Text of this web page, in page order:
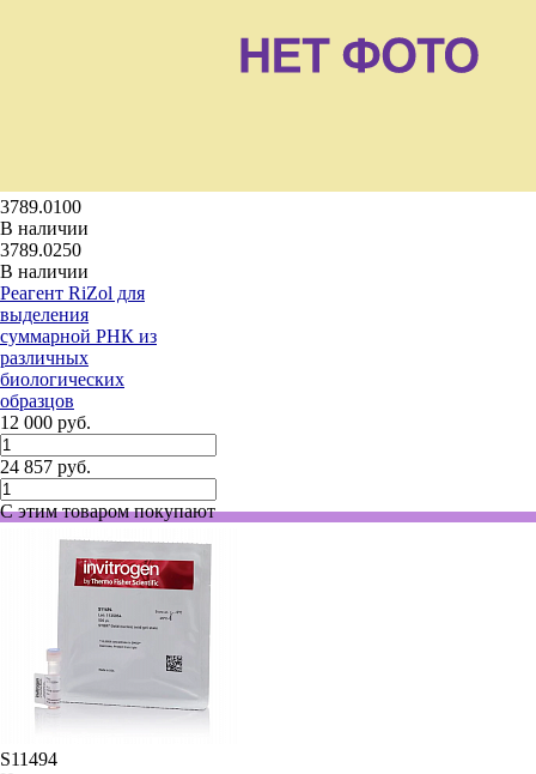
3789.0100
В наличии
3789.0250
В наличии
Реагент RiZol для
выделения
суммарной РНК из
различных
биологических
образцов
12 000 руб.
24 857 руб.
С этим товаром покупают
S11494